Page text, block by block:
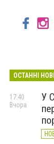
ОСТАННІ
У
17:40
Вчора